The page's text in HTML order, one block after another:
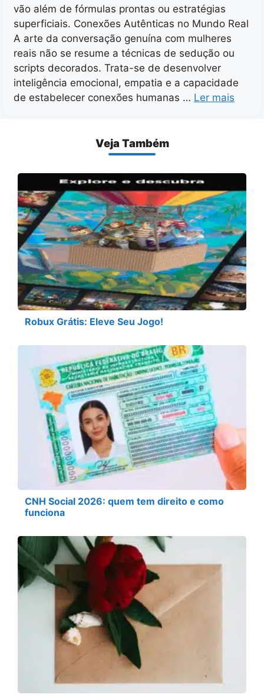
vão além de fórmulas prontas ou estratégias
superficiais. Conexões Autênticas no Mundo Real
A arte da conversação genuína com mulheres
reais não se resume a técnicas de sedução ou
scripts decorados. Trata-se de desenvolver
inteligência emocional, empatia e a capacidade
de estabelecer conexões humanas … Ler mais
Veja Também
Robux Grátis: Eleve Seu Jogo!
CNH Social 2026: quem tem direito e como
funciona